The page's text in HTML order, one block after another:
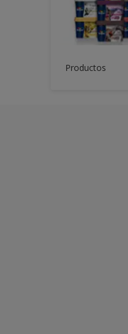
Productos